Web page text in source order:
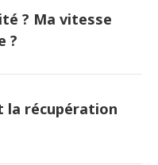
? Ma vitesse
?
de « Fair Use » ni
le débit. Si cela se
la récupération